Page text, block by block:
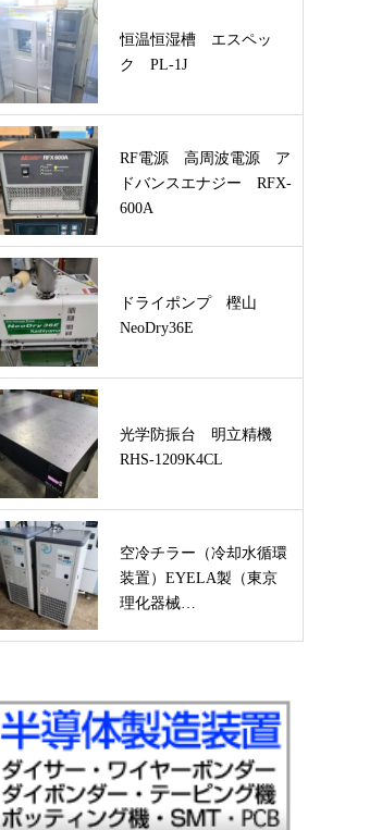
恒温恒湿槽 エスペッ
ク PL-1J
RF電源 高周波電源 ア
ドバンスエナジー RFX-
600A
ドライポンプ 樫山
NeoDry36E
光学防振台 明立精機
RHS-1209K4CL
空冷チラー（冷却水循環
装置）EYELA製（東京
理化器械…